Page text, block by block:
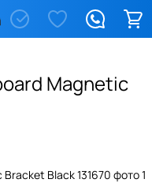
Magnetic